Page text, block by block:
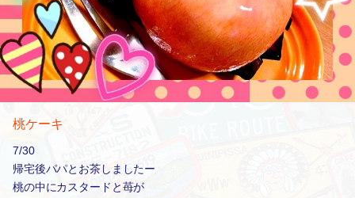
桃ケーキ
7/30
帰宅後パパとお茶しましたー
桃の中にカスタードと苺が